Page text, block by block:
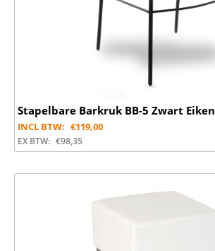
Stapelbare Barkruk BB-5 Zwart Eiken
INCL BTW: €119,00
EX BTW: €98,35